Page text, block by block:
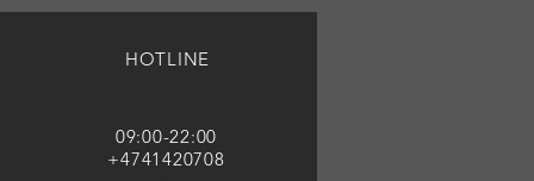
HOTLINE
09:00-22:00
+4741420708